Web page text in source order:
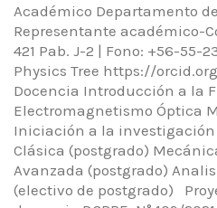
Académico Departamento
Representante académico-
421 Pab. J-2 | Fono: +56-55-
Physics Tree https://
Docencia Introducción a la
Electromagnetismo Óptica
Iniciación a la
Clásica (postgrado)
Avanzada (postgrado)
(electivo de postgrado)